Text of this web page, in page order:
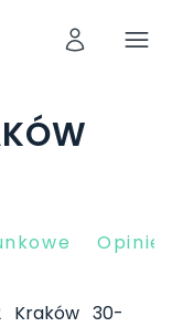
Opinie
Kraków 30-